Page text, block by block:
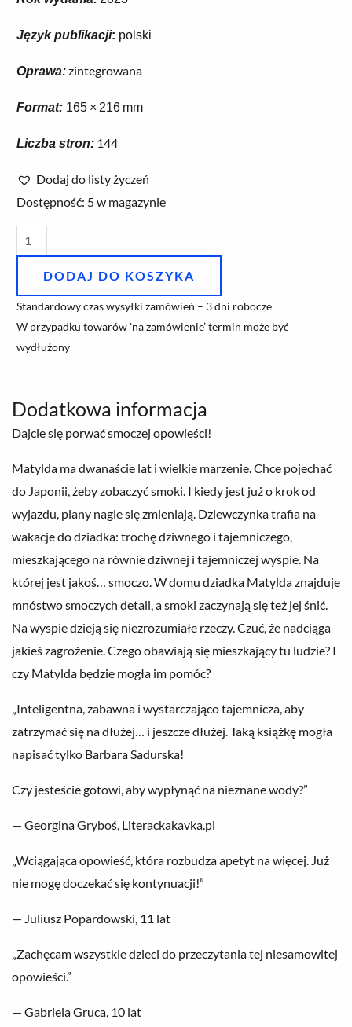
Język publikacji: polski
Oprawa:zintegrowana
Format: 165 × 216 mm
Liczba stron: 144
Dodaj do listy życzeń
Dostępność: 5 w magazynie
ilość
Srebrny
smok
Sadurska
Barbara
DODAJ DO KOSZYKA
Standardowy czas wysyłki zamówień – 3 dni robocze
W przypadku towarów 'na zamówienie’ termin może być
wydłużony
Dodatkowa informacja
Dajcie się porwać smoczej opowieści!
Matylda ma dwanaście lat i wielkie marzenie. Chce pojechać
do Japonii, żeby zobaczyć smoki. I kiedy jest już o krok od
wyjazdu, plany nagle się zmieniają. Dziewczynka trafia na
wakacje do dziadka: trochę dziwnego i tajemniczego,
mieszkającego na równie dziwnej i tajemniczej wyspie. Na
której jest jakoś… smoczo. W domu dziadka Matylda znajduje
mnóstwo smoczych detali, a smoki zaczynają się też jej śnić.
Na wyspie dzieją się niezrozumiałe rzeczy. Czuć, że nadciąga
jakieś zagrożenie. Czego obawiają się mieszkający tu ludzie? I
czy Matylda będzie mogła im pomóc?
„Inteligentna, zabawna i wystarczająco tajemnicza, aby
zatrzymać się na dłużej… i jeszcze dłużej. Taką książkę mogła
napisać tylko Barbara Sadurska!
Czy jesteście gotowi, aby wypłynąć na nieznane wody?”
— Georgina Gryboś, Literackakavka.pl
„Wciągająca opowieść, która rozbudza apetyt na więcej. Już
nie mogę doczekać się kontynuacji!”
— Juliusz Popardowski, 11 lat
„Zachęcam wszystkie dzieci do przeczytania tej niesamowitej
opowieści.”
— Gabriela Gruca, 10 lat